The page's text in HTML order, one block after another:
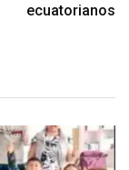
ecuatorianos